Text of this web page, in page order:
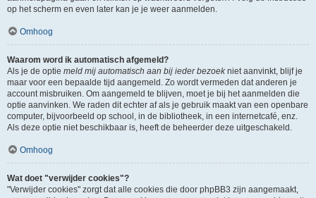
op het scherm en even later kan je je weer aanmelden.
Omhoog
Waarom word ik automatisch afgemeld?
Als je de optie meld mij automatisch aan bij ieder bezoekniet aanvinkt, blijf je
maar voor een bepaalde tijd aangemeld. Zo wordt vermeden dat anderen je
account misbruiken. Om aangemeld te blijven, moet je bij het aanmelden die
optie aanvinken. We raden dit echter af als je gebruik maakt van een openbare
computer, bijvoorbeeld op school, in de bibliotheek, in een internetcafé, enz.
Als deze optie niet beschikbaar is, heeft de beheerder deze uitgeschakeld.
Omhoog
Wat doet "verwijder cookies"?
"Verwijder cookies" zorgt dat alle cookies die door phpBB3 zijn aangemaakt,